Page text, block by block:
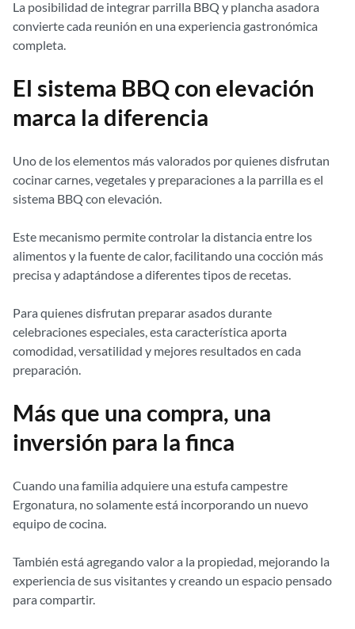
La posibilidad de integrar parrilla BBQ y plancha asadora
convierte cada reunión en una experiencia gastronómica
completa.
El sistema BBQ con elevación
marca la diferencia
Uno de los elementos más valorados por quienes disfrutan
cocinar carnes, vegetales y preparaciones a la parrilla es el
sistema BBQ con elevación.
Este mecanismo permite controlar la distancia entre los
alimentos y la fuente de calor, facilitando una cocción más
precisa y adaptándose a diferentes tipos de recetas.
Para quienes disfrutan preparar asados durante
celebraciones especiales, esta característica aporta
comodidad, versatilidad y mejores resultados en cada
preparación.
Más que una compra, una
inversión para la finca
Cuando una familia adquiere una estufa campestre
Ergonatura, no solamente está incorporando un nuevo
equipo de cocina.
También está agregando valor a la propiedad, mejorando la
experiencia de sus visitantes y creando un espacio pensado
para compartir.